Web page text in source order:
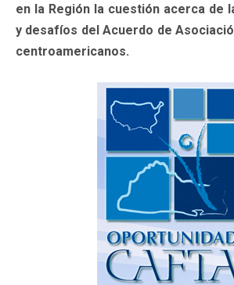
en la Región la cuestión acerca de
y desafíos del Acuerdo de
centroamericanos.